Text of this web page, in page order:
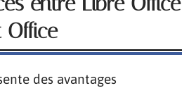
des avantages